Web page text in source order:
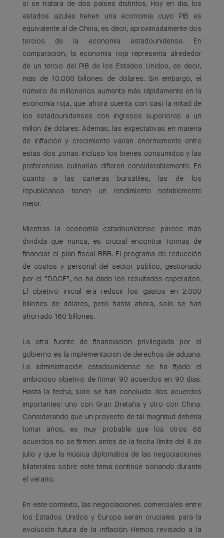
si se tratara de dos países distintos. Hoy en día, los
estados azules tienen una economía cuyo PIB es
equivalente al de China, es decir, aproximadamente dos
tercios de la economía estadounidense. En
comparación, la economía roja representa alrededor
de un tercio del PIB de los Estados Unidos, es decir,
más de 10.000 billones de dólares. Sin embargo, el
número de millonarios aumenta más rápidamente en la
economía roja, que ahora cuenta con casi la mitad de
los estadounidenses con ingresos superiores a un
millón de dólares. Además, las expectativas en materia
de inflación y crecimiento varían enormemente entre
estas dos zonas. Incluso los bienes consumidos y las
preferencias culinarias difieren considerablemente. En
cuanto a las carteras bursátiles, las de los
republicanos tienen un rendimiento notablemente
mejor.
Mientras la economía estadounidense parece más
dividida que nunca, es crucial encontrar formas de
financiar el plan fiscal BBB. El programa de reducción
de costos y personal del sector público, gestionado
por el “DOGE”, no ha dado los resultados esperados.
El objetivo inicial era reducir los gastos en 2.000
billones de dólares, pero hasta ahora, solo se han
ahorrado 160 billones.
La otra fuente de financiación privilegiada por el
gobierno es la implementación de derechos de aduana.
La administración estadounidense se ha fijado el
ambicioso objetivo de firmar 90 acuerdos en 90 días.
Hasta la fecha, solo se han concluido dos acuerdos
importantes: uno con Gran Bretaña y otro con China.
Considerando que un proyecto de tal magnitud debería
tomar años, es muy probable que los otros 88
acuerdos no se firmen antes de la fecha límite del 8 de
julio y que la música diplomática de las negociaciones
bilaterales sobre este tema continúe sonando durante
el verano.
En este contexto, las negociaciones comerciales entre
los Estados Unidos y Europa serán cruciales para la
evolución futura de la inflación. Hemos revisado a la